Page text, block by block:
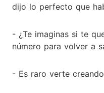
dijo lo perfecto que
- ¿Te imaginas si te
número para volver a
- Es raro verte